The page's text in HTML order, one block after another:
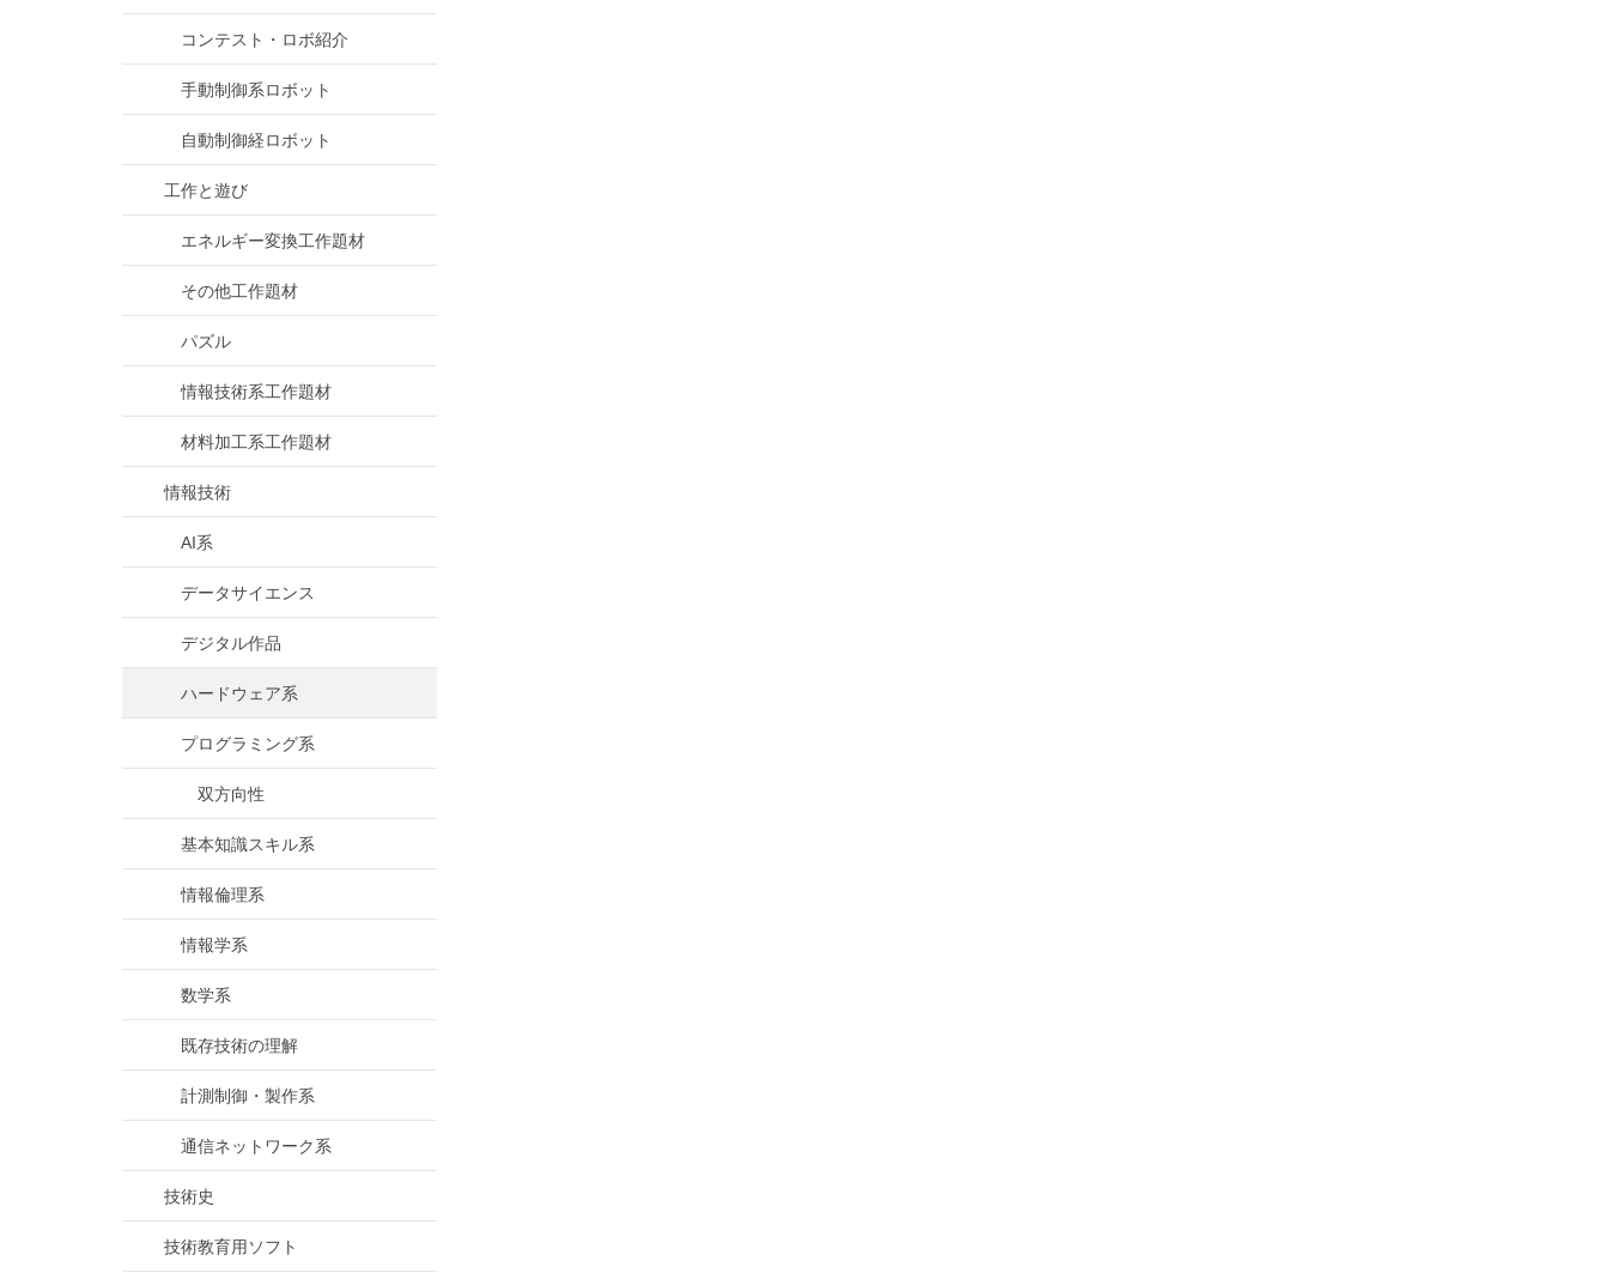
コンテスト・ロボ紹介
手動制御系ロボット
自動制御経ロボット
工作と遊び
エネルギー変換工作題材
その他工作題材
パズル
情報技術系工作題材
材料加工系工作題材
情報技術
AI系
データサイエンス
デジタル作品
ハードウェア系
プログラミング系
双方向性
基本知識スキル系
情報倫理系
情報学系
数学系
既存技術の理解
計測制御・製作系
通信ネットワーク系
技術史
技術教育用ソフト